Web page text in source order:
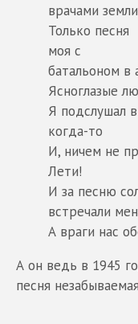
врачами
Только песня
моя с
батальоном в
Ясноглазые
Я подслушал
когда-то
И, ничем не
Лети!
И за песню
встречали
А враги нас
А он ведь в 1945
песня